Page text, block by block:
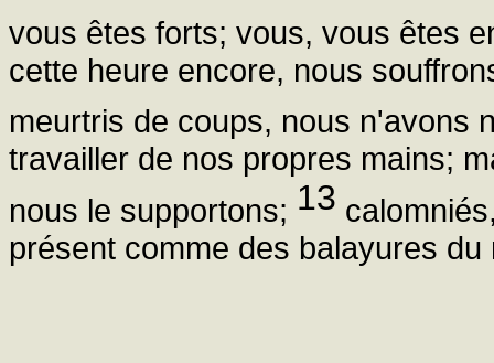
vous êtes forts; vous, vous êtes
cette heure encore, nous
meurtris de coups, nous n'avons
travailler de nos propres mains;
nous le supportons; 13
présent comme des balayures